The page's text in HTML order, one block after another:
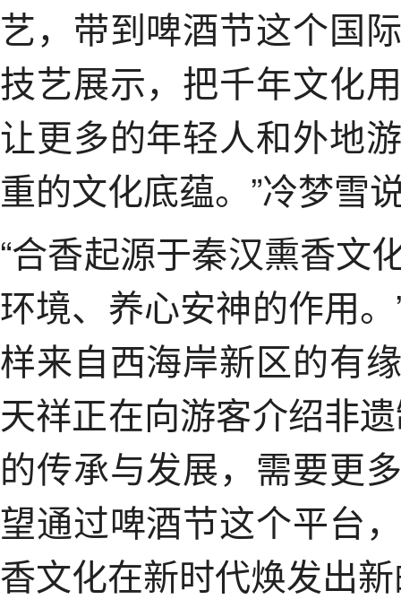
艺，带到啤酒节这个国
技艺展示，把千年文化
让更多的年轻人和外地
重的文化底蕴。”冷梦雪
“合香起源于秦汉熏香文
环境、养心安神的作用
样来自西海岸新区的有
天祥正在向游客介绍非
的传承与发展，需要更
望通过啤酒节这个平台
香文化在新时代焕发出